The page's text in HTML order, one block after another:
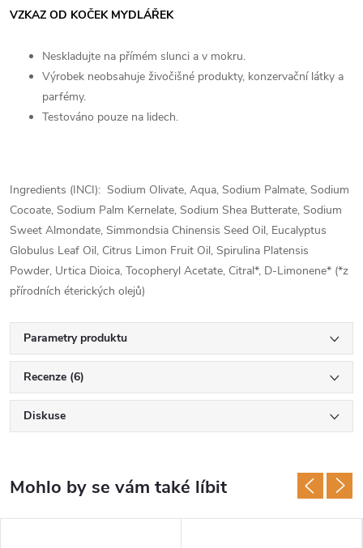
VZKAZ OD KOČEK MYDLÁŘEK
Neskladujte na přímém slunci a v mokru.
Výrobek neobsahuje živočišné produkty, konzervační látky a
parfémy.
Testováno pouze na lidech.
Ingredients (INCI): Sodium Olivate, Aqua, Sodium Palmate, Sodium
Cocoate, Sodium Palm Kernelate, Sodium Shea Butterate, Sodium
Sweet Almondate, Simmondsia Chinensis Seed Oil, Eucalyptus
Globulus Leaf Oil, Citrus Limon Fruit Oil, Spirulina Platensis
Powder, Urtica Dioica, Tocopheryl Acetate, Citral*, D-Limonene* (*z
přírodních éterických olejů)
Parametry produktu
Recenze (6)
Diskuse